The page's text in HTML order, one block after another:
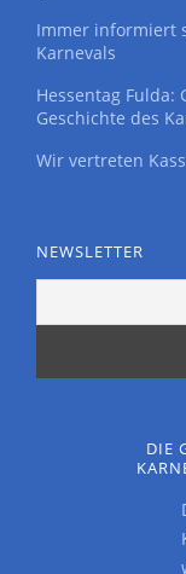
Immer informiert
Karnevals
Hessentag Fulda:
Geschichte des
Wir vertreten
NEWSLETTER
DIE